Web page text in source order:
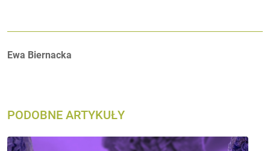
Autorzy:
Ewa Biernacka
PODOBNE ARTYKUŁY